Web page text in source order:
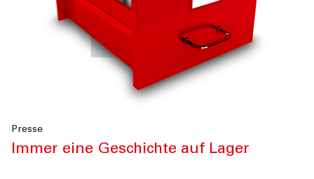
Presse
Immer eine Geschichte auf Lager